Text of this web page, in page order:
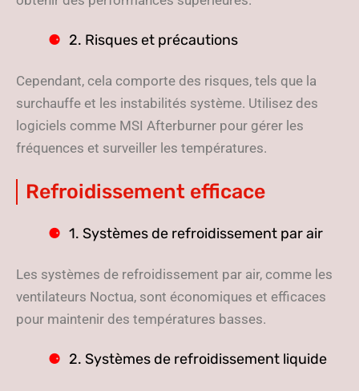
2. Risques et précautions
Cependant, cela comporte des risques, tels que la
surchauffe et les instabilités système. Utilisez des
logiciels comme MSI Afterburner pour gérer les
fréquences et surveiller les températures.
Refroidissement efficace
1. Systèmes de refroidissement par air
Les systèmes de refroidissement par air, comme les
ventilateurs Noctua, sont économiques et efficaces
pour maintenir des températures basses.
2. Systèmes de refroidissement liquide